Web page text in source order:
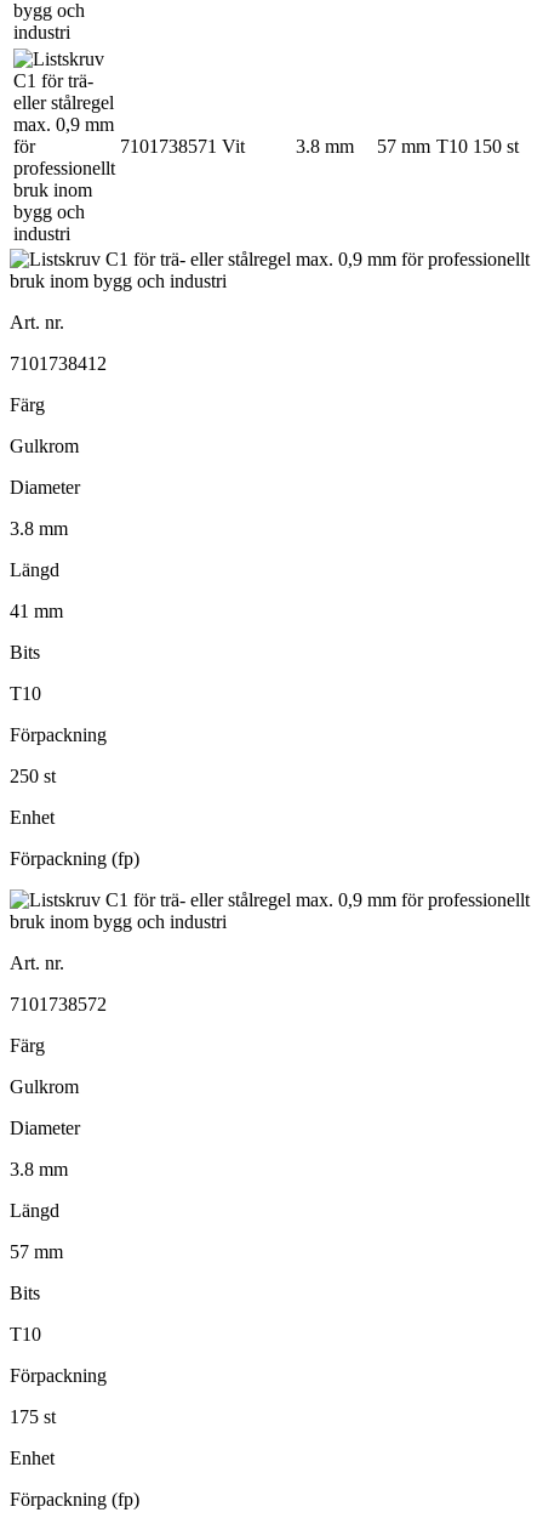
7101738571 Vit 3.8 mm 57 mm T10 150 st
Art. nr.
7101738412
Färg
Gulkrom
Diameter
3.8 mm
Längd
41 mm
Bits
T10
Förpackning
250 st
Enhet
Förpackning (fp)
Art. nr.
7101738572
Färg
Gulkrom
Diameter
3.8 mm
Längd
57 mm
Bits
T10
Förpackning
175 st
Enhet
Förpackning (fp)